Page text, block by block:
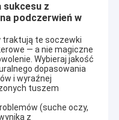
z
podczerwień w
traktują te soczewki
— a nie magiczne
Wybieraj jakość
dopasowania
i wyraźnej
tuszem
(suche oczy,
z